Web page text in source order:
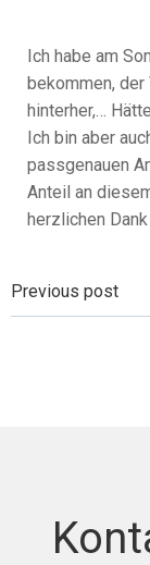
Ich habe am
bekommen,
hinterher,…
Ich bin aber
passgenauen
Anteil an
herzlichen
Previous post